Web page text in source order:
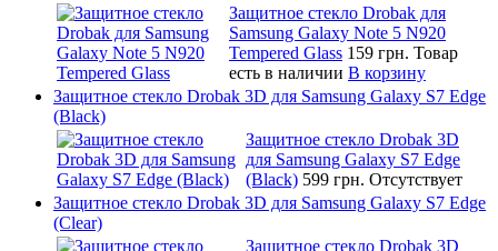
Защитное стекло Drobak для
Samsung Galaxy Note 5 N920
Tempered Glass 159 грн. Товар
есть в наличии В корзину
Защитное стекло Drobak 3D для Samsung Galaxy S7 Edge
(Black)
Защитное стекло Drobak 3D
для Samsung Galaxy S7 Edge
(Black) 599 грн. Отсутствует
Защитное стекло Drobak 3D для Samsung Galaxy S7 Edge
(Clear)
Защитное стекло Drobak 3D